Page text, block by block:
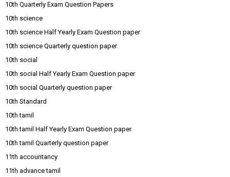
10th Quarterly Exam Question Papers
10th science
10th science Half Yearly Exam Question paper
10th science Quarterly question paper
10th social
10th social Half Yearly Exam Question paper
10th social Quarterly question paper
10th Standard
10th tamil
10th tamil Half Yearly Exam Question paper
10th tamil Quarterly question paper
11th accountancy
11th advance tamil